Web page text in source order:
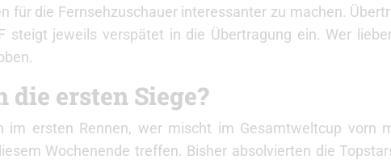
für die Fernsehzuschauer interessanter zu machen.
steigt jeweils verspätet in die Übertragung ein. Wer
ersten Siege?
im ersten Rennen, wer mischt im Gesamtweltcup vorn
Wochenende treffen. Bisher absolvierten die